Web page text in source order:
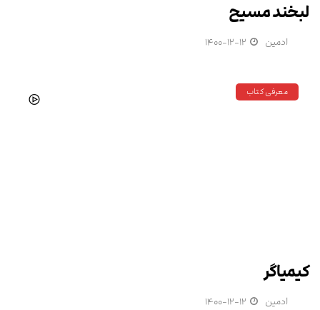
لبخند مسیح
ادمین ۱۴۰۰-۱۲-۱۲
معرفی کتاب
کیمیاگر
ادمین ۱۴۰۰-۱۲-۱۲